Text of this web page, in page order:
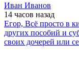
Иван Иванов
14 часов назад
Егор, Всё просто в
других пособий и
своих дочерей или